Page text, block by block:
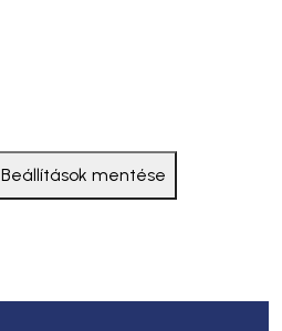
Beállítások mentése